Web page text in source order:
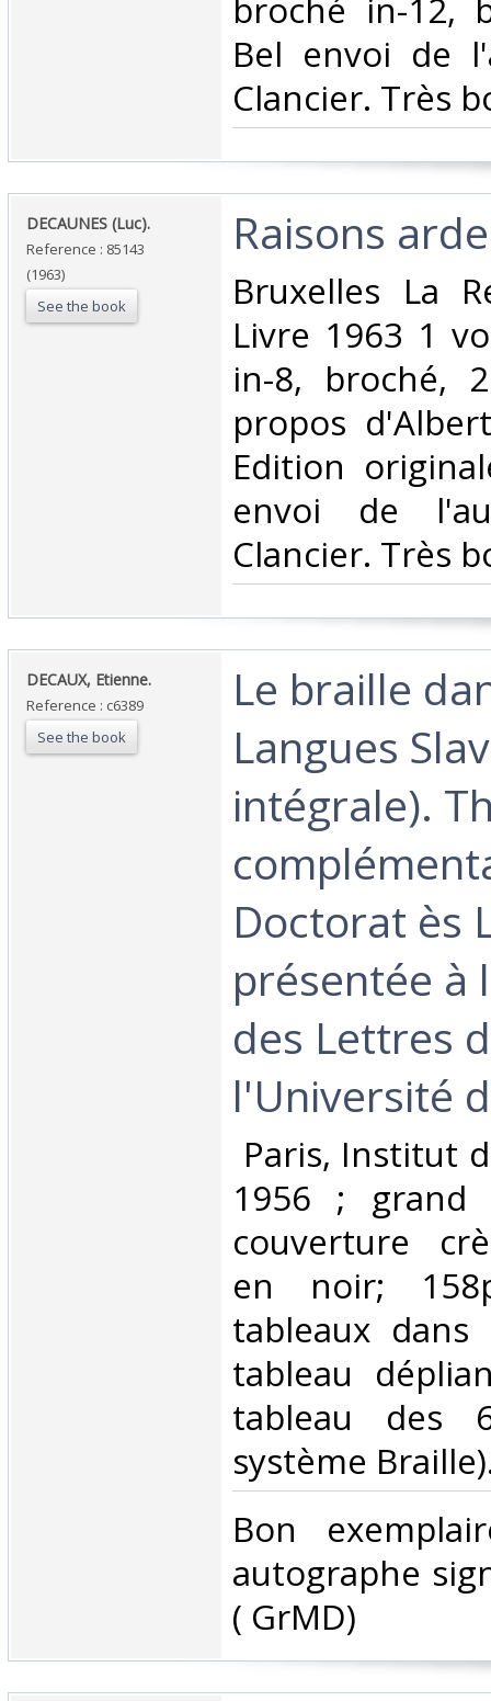
broché in-12,
Bel envoi de
Clancier. Très
‎DECAUNES (Luc).‎
Reference : 85143
(1963)
See the book
‎Raisons
‎Bruxelles La
Livre 1963 1
in-8, broché,
propos
Edition
envoi de
Clancier. Très
‎DECAUX, Etienne.‎
Reference : c6389
See the book
‎Le braille
Langues
intégrale).
Doctorat ès
présentée à
des Lettres
l'Université
Paris, Institut
1956 ; grand
couverture
en noir;
tableaux
tableau
tableau des
système
‎Bon
autographe
( GrMD) ‎